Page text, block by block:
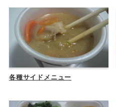
各種サイドメニュー